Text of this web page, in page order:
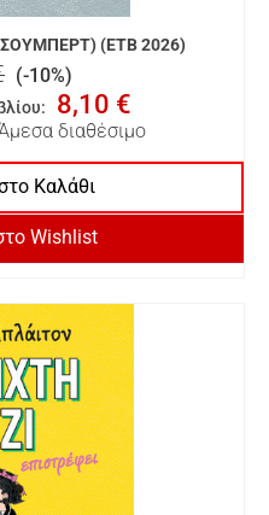
(ΕΤΒ 2026)
(-10%)
: 8,10 €
διαθέσιμο
Καλάθι
Wishlist